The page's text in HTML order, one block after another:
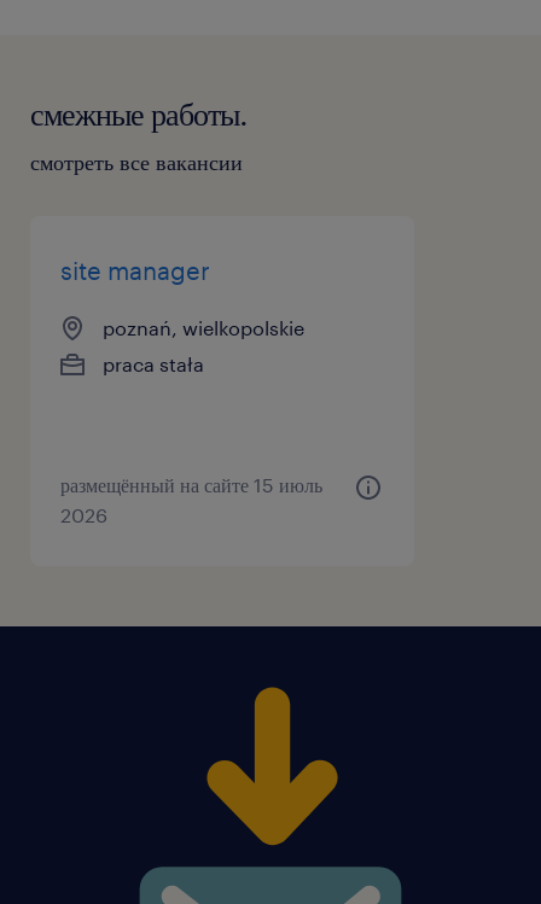
смежные работы.
смотреть все вакансии
site manager
poznań, wielkopolskie
praca stała
размещённый на сайте 15 июль
2026